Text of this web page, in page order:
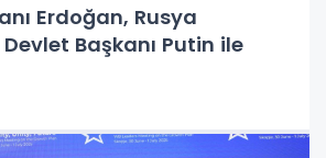
Erdoğan, Rusya
Başkanı Putin ile